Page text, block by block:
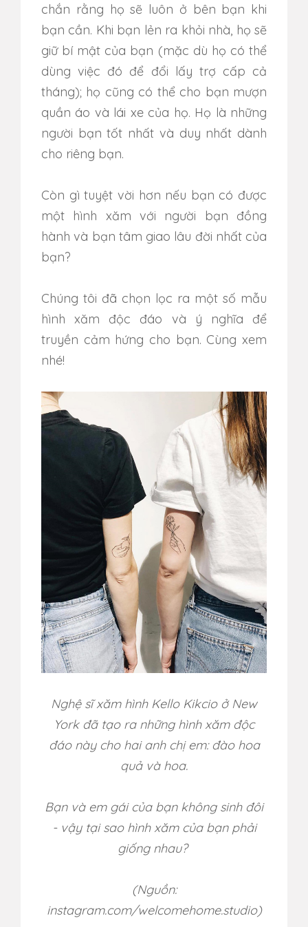
chắn rằng họ sẽ luôn ở bên bạn khi
bạn cần. Khi bạn lẻn ra khỏi nhà, họ sẽ
giữ bí mật của bạn (mặc dù họ có thể
dùng việc đó để đổi lấy trợ cấp cả
tháng); họ cũng có thể cho bạn mượn
quần áo và lái xe của họ. Họ là những
người bạn tốt nhất và duy nhất dành
cho riêng bạn.
Còn gì tuyệt vời hơn nếu bạn có được
một hình xăm với người bạn đồng
hành và bạn tâm giao lâu đời nhất của
bạn?
Chúng tôi đã chọn lọc ra một số mẫu
hình xăm độc đáo và ý nghĩa để
truyền cảm hứng cho bạn. Cùng xem
nhé!
Nghệ sĩ xăm hình Kello Kikcio ở New
Yorkđã tạo ra những hình xăm độc
đáo này cho hai anh chị em: đào hoa
quả và hoa.
Bạn và em gái của bạn không sinh đôi
- vậy tại sao hình xăm của bạn phải
giống nhau?
(Nguồn:
instagram.com/welcomehome.studio)